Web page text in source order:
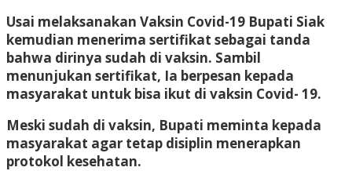
Usai melaksanakan Vaksin Covid-19 Bupati Siak
kemudian menerima sertifikat sebagai tanda
bahwa dirinya sudah di vaksin. Sambil
menunjukan sertifikat, Ia berpesan kepada
masyarakat untuk bisa ikut di vaksin Covid- 19.
Meski sudah di vaksin, Bupati meminta kepada
masyarakat agar tetap disiplin menerapkan
protokol kesehatan.